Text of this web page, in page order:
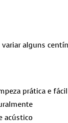
alguns
prática e fácil
acústico